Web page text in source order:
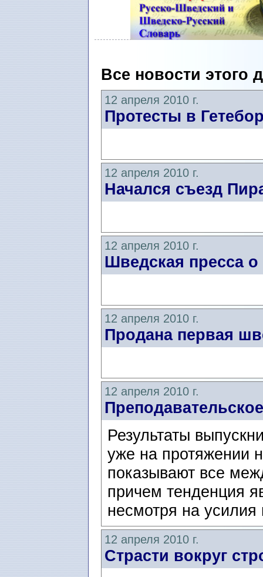
Все новости этого
12 апреля 2010 г.
Протесты в
12 апреля 2010 г.
Начался съезд
12 апреля 2010 г.
Шведская пресса о
12 апреля 2010 г.
Продана первая
12 апреля 2010 г.
Результаты
уже на протяжении
показывают все
причем тенденция
несмотря на
12 апреля 2010 г.
Страсти вокруг